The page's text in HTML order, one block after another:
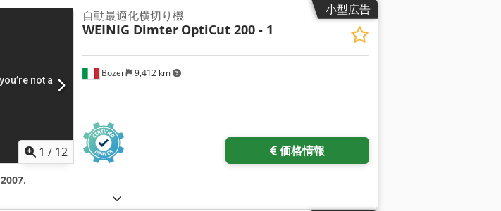
小型広告
1 / 12
Bozen 9,412 km
自動最適化横切り機
WEINIG Dimter OptiCut 200 - 1
価格情報
2007,